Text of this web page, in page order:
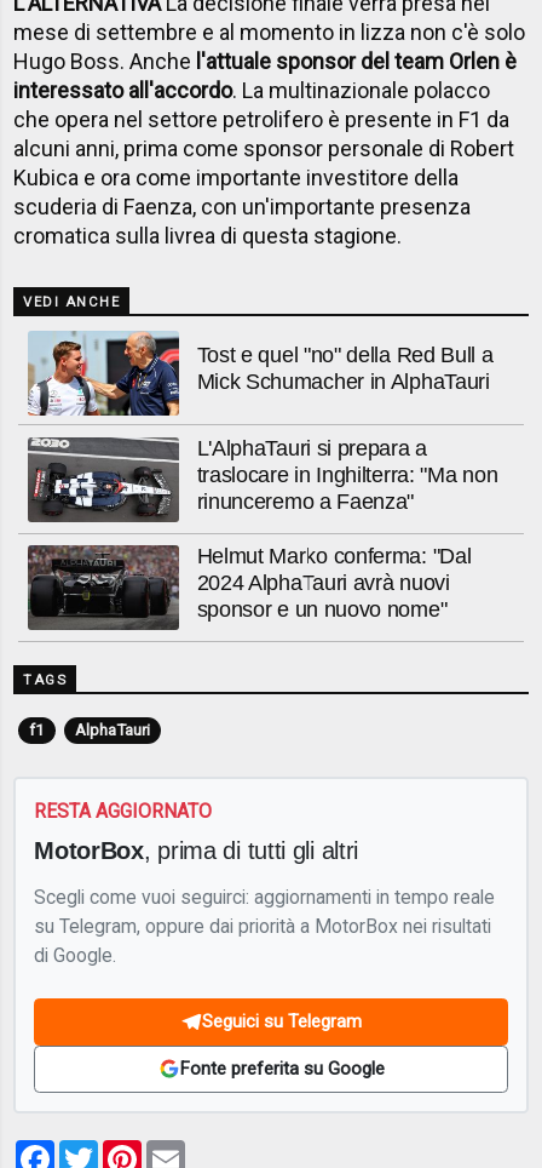
mese di settembre e al momento in lizza non c'è solo
Hugo Boss. Anche l'attuale sponsor del team Orlen è
interessato all'accordo. La multinazionale polacco
che opera nel settore petrolifero è presente in F1 da
alcuni anni, prima come sponsor personale di Robert
Kubica e ora come importante investitore della
scuderia di Faenza, con un'importante presenza
cromatica sulla livrea di questa stagione.
VEDI ANCHE
Tost e quel "no" della Red Bull a
Mick Schumacher in AlphaTauri
L'AlphaTauri si prepara a
traslocare in Inghilterra: "Ma non
rinunceremo a Faenza"
Helmut Marko conferma: "Dal
2024 AlphaTauri avrà nuovi
sponsor e un nuovo nome"
TAGS
f1 AlphaTauri
RESTA AGGIORNATO
MotorBox, prima di tutti gli altri
Scegli come vuoi seguirci: aggiornamenti in tempo reale
su Telegram, oppure dai priorità a MotorBox nei risultati
di Google.
Seguici su Telegram
Fonte preferita su Google
Facebook
TwitterPinterest